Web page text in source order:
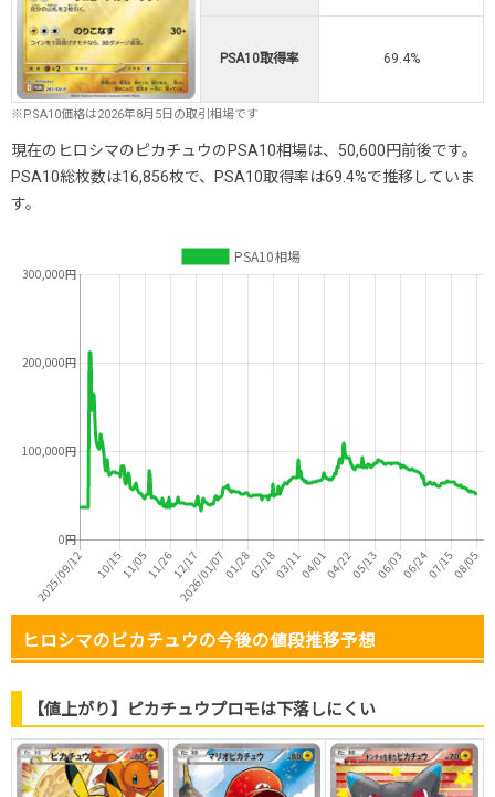
PSA10取得率 69.4%
※PSA10価格は2026年8月5日の取引相場です
現在のヒロシマのピカチュウのPSA10相場は、50,600円前後です。
PSA10総枚数は16,856枚で、PSA10取得率は69.4%で推移していま
す。
ヒロシマのピカチュウの今後の値段推移予想
【値上がり】ピカチュウプロモは下落しにくい